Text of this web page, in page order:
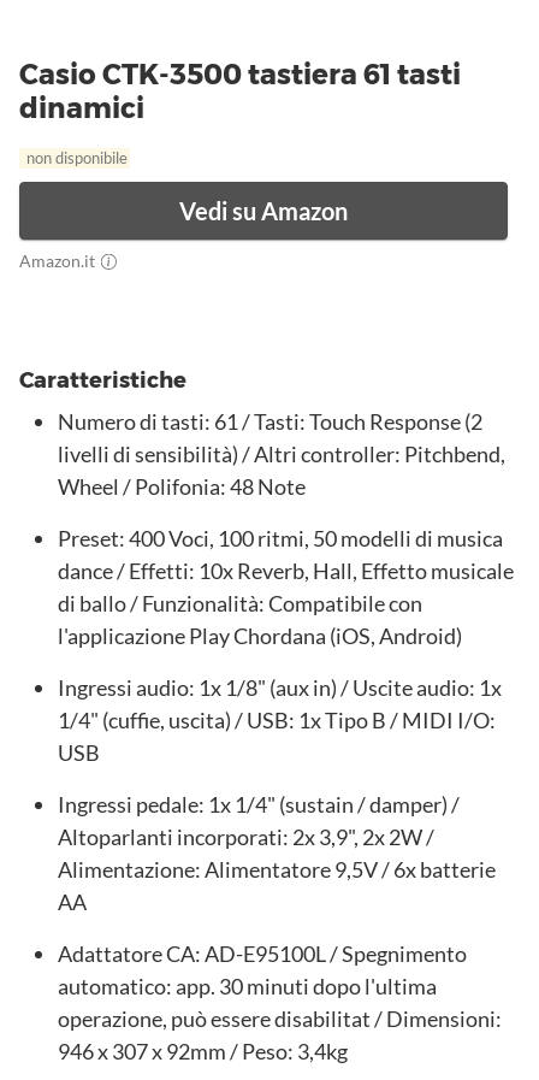
Casio CTK-3500 tastiera 61 tasti
dinamici
non disponibile
Vedi su Amazon
Amazon.it
Caratteristiche
Numero di tasti: 61 / Tasti: Touch Response (2
livelli di sensibilità) / Altri controller: Pitchbend,
Wheel / Polifonia: 48 Note
Preset: 400 Voci, 100 ritmi, 50 modelli di musica
dance / Effetti: 10x Reverb, Hall, Effetto musicale
di ballo / Funzionalità: Compatibile con
l'applicazione Play Chordana (iOS, Android)
Ingressi audio: 1x 1/8" (aux in) / Uscite audio: 1x
1/4" (cuffie, uscita) / USB: 1x Tipo B / MIDI I/O:
USB
Ingressi pedale: 1x 1/4" (sustain / damper) /
Altoparlanti incorporati: 2x 3,9", 2x 2W /
Alimentazione: Alimentatore 9,5V / 6x batterie
AA
Adattatore CA: AD-E95100L / Spegnimento
automatico: app. 30 minuti dopo l'ultima
operazione, può essere disabilitat / Dimensioni:
946 x 307 x 92mm / Peso: 3,4kg